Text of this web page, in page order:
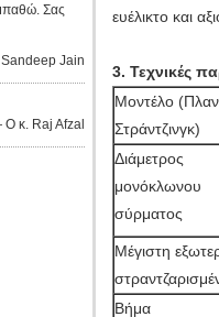
Σας
Jain
κ. Raj Afzal
ευέλικτο και
3. Τεχνικές
Μοντέλο
Στράντζινγκ)
Διάμετρος
μονόκλωνου
σύρματος
Μέγιστη
Βήμα